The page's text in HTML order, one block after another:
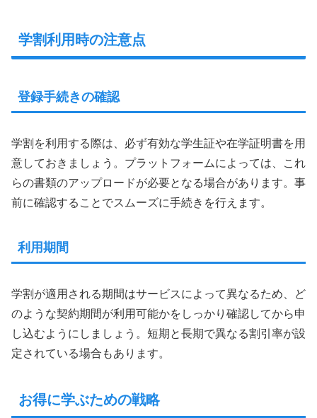
学割利用時の注意点
登録手続きの確認
学割を利用する際は、必ず有効な学生証や在学証明書を用
意しておきましょう。プラットフォームによっては、これ
らの書類のアップロードが必要となる場合があります。事
前に確認することでスムーズに手続きを行えます。
利用期間
学割が適用される期間はサービスによって異なるため、ど
のような契約期間が利用可能かをしっかり確認してから申
し込むようにしましょう。短期と長期で異なる割引率が設
定されている場合もあります。
お得に学ぶための戦略